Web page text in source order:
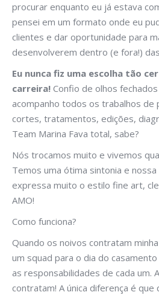
procurar enquanto eu já estava
pensei em um formato onde eu
clientes e dar oportunidade para
desenvolverem dentro (e fora!)
Eu nunca fiz uma escolha tão
carreira! Confio de olhos
acompanho todos os trabalhos de
cortes, tratamentos, edições,
Team Marina Fava total, sabe?
Nós trocamos muito e vivemos
Temos uma ótima sintonia e
expressa muito o estilo fine art,
AMO!
Como funciona?
Quando os noivos contratam
um squad para o dia do
as responsabilidades de cada um.
contratam! A única diferença é que